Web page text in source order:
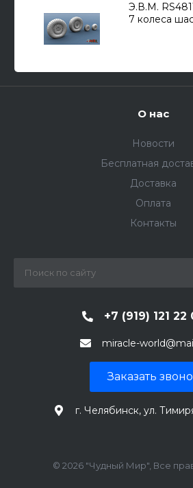
Э.В.М.
7 колеса
О нас
Новости
Бесплатная
Доставка
Оплата
Контакты
+7 (919) 121 22
miracle-
Заказать
г. Челябинск, ул.
© 2026 "Чудный Мир", Все